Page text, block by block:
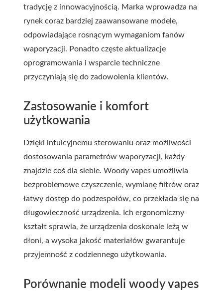
tradycję z innowacyjnością. Marka wprowadza na
rynek coraz bardziej zaawansowane modele,
odpowiadające rosnącym wymaganiom fanów
waporyzacji. Ponadto częste aktualizacje
oprogramowania i wsparcie techniczne
przyczyniają się do zadowolenia klientów.
Zastosowanie i komfort
użytkowania
Dzięki intuicyjnemu sterowaniu oraz możliwości
dostosowania parametrów waporyzacji, każdy
znajdzie coś dla siebie. Woody vapes umożliwia
bezproblemowe czyszczenie, wymianę filtrów oraz
łatwy dostęp do podzespołów, co przekłada się na
długowieczność urządzenia. Ich ergonomiczny
kształt sprawia, że urządzenia doskonale leżą w
dłoni, a wysoka jakość materiałów gwarantuje
przyjemność z codziennego użytkowania.
Porównanie modeli woody vapes